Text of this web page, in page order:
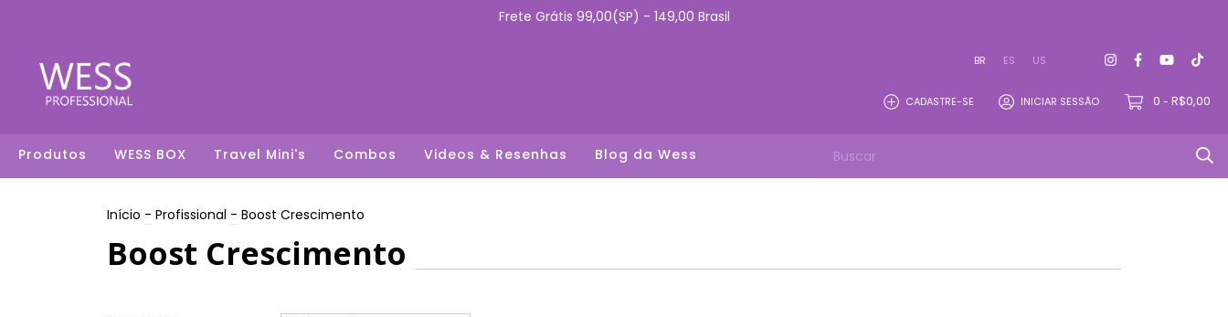
Frete Grátis 99,00(SP) - 149,00 Brasil
BR ES US
CADASTRE-SE INICIAR SESSÃO 0 - R$0,00
Produtos WESS BOX Travel Mini's Combos Videos & Resenhas Blog da Wess
Início - Profissional - Boost Crescimento
Boost Crescimento